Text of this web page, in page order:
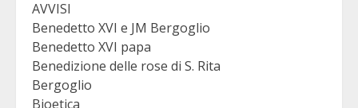
AVVISI
Benedetto XVI e JM Bergoglio
Benedetto XVI papa
Benedizione delle rose di S. Rita
Bergoglio
Bioetica